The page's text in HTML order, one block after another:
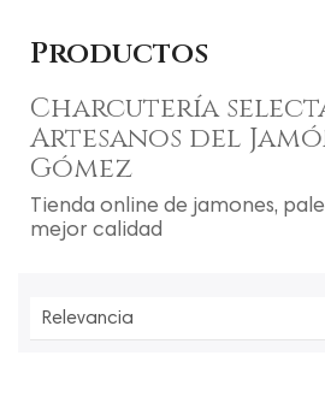
Productos
Charcutería
Artesanos del
Gómez
Tienda online de jamones,
mejor calidad
Relevancia